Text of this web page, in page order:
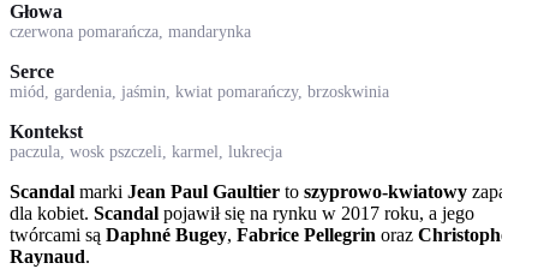
Głowa
czerwona pomarańcza, mandarynka
Serce
miód, gardenia, jaśmin, kwiat pomarańczy, brzoskwinia
Kontekst
paczula, wosk pszczeli, karmel, lukrecja
Scandal marki Jean Paul Gaultier to szyprowo-kwiatowy zapach
dla kobiet. Scandal pojawił się na rynku w 2017 roku, a jego
twórcami są Daphné Bugey, Fabrice Pellegrin oraz Christophe
Raynaud.